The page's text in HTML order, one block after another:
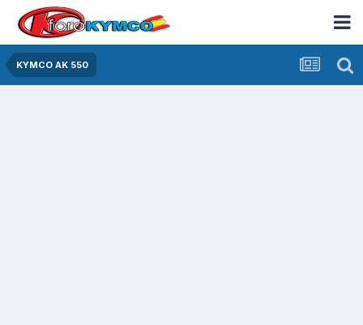
KYMCO AK 550